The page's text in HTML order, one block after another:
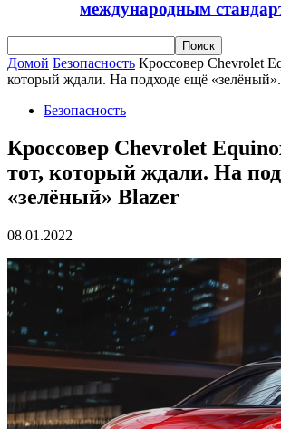
международным
Домой Безопасность Кроссовер Chevrolet
который ждали. На подходе ещё
Безопасность
Кроссовер Chevrolet
тот, который ждали. На
«зелёный» Blazer
08.01.2022